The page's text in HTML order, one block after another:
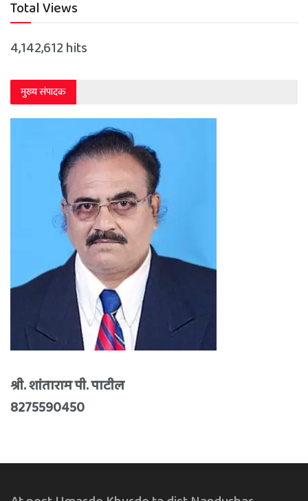
Total Views
4,142,612 hits
मुख्य संपादक
श्री. शांताराम पी. पाटील
8275590450